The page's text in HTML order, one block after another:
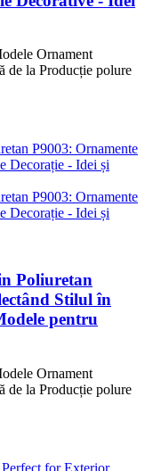
Ornament
de la Producție polure
Poliuretan
Stilul în
pentru
Ornament
de la Producție polure